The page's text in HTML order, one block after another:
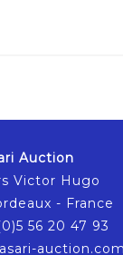
Auction
Victor Hugo
- France
56 20 47 93
auction.com